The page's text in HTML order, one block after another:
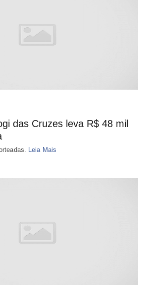
das Cruzes leva R$ 48 mil
Leia Mais